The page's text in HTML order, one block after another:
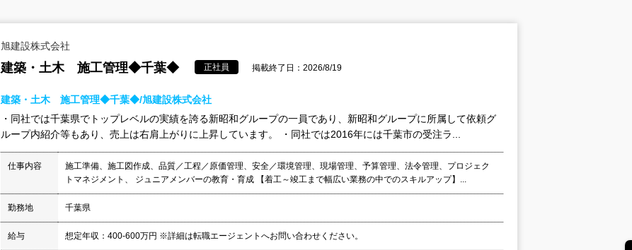
旭建設株式会社
建築・土木 施工管理◆千葉◆ 正社員 掲載終了日：2026/8/19
建築・土木 施工管理◆千葉◆/旭建設株式会社
・同社では千葉県でトップレベルの実績を誇る新昭和グループの一員であり、新昭和グループに所属して依頼グ
ループ内紹介等もあり、売上は右肩上がりに上昇しています。 ・同社では2016年には千葉市の受注ラ...
仕事内容
施工準備、施工図作成、品質／工程／原価管理、安全／環境管理、現場管理、予算管理、法令管理、プロジェク
トマネジメント、 ジュニアメンバーの教育・育成 【着工～竣工まで幅広い業務の中でのスキルアップ】...
勤務地 千葉県
給与 想定年収：400-600万円 ※詳細は転職エージェントへお問い合わせください。